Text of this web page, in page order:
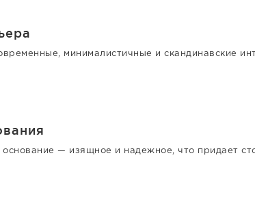
минималистичные и скандинавские
— изящное и надежное, что придает